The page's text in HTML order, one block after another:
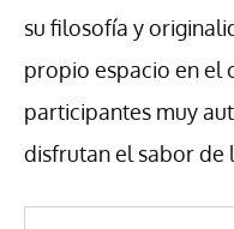
su filosofía y
propio espacio en el
participantes muy
disfrutan el sabor de